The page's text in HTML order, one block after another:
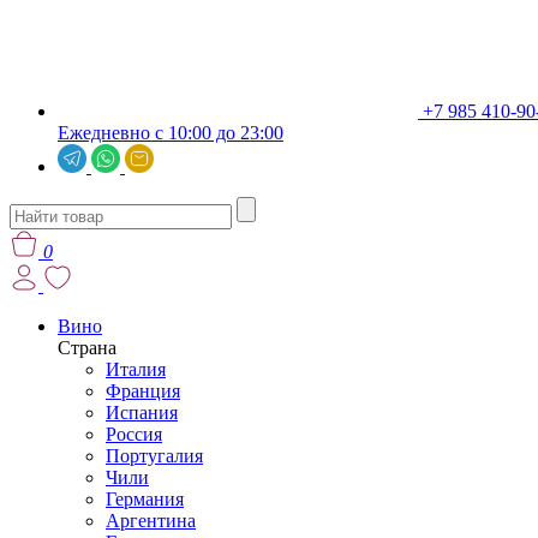
+7 985 410-
Ежедневно с 10:00 до 23:00
0
Вино
Страна
Италия
Франция
Испания
Россия
Португалия
Чили
Германия
Аргентина